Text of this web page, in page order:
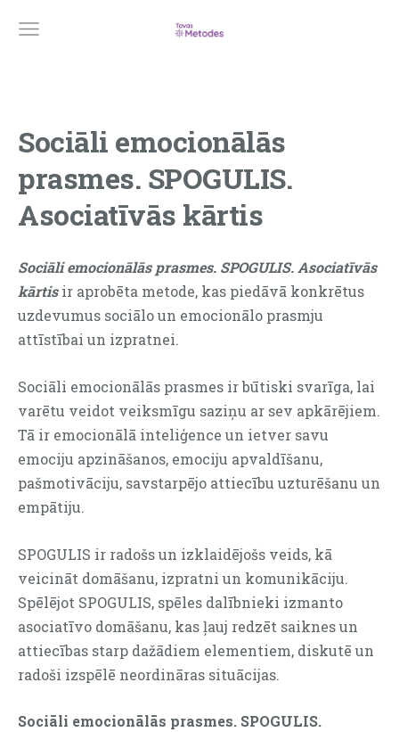
Sociāli emocionālās
prasmes. SPOGULIS.
Asociatīvās kārtis
Sociāli emocionālās prasmes. SPOGULIS. Asociatīvās
kārtis ir aprobēta metode, kas piedāvā konkrētus
uzdevumus sociālo un emocionālo prasmju
attīstībai un izpratnei.
Sociāli emocionālās prasmes ir būtiski svarīga, lai
varētu veidot veiksmīgu saziņu ar sev apkārējiem.
Tā ir emocionālā inteliģence un ietver savu
emociju apzināšanos, emociju apvaldīšanu,
pašmotivāciju, savstarpējo attiecību uzturēšanu un
empātiju.
SPOGULIS ir radošs un izklaidējošs veids, kā
veicināt domāšanu, izpratni un komunikāciju.
Spēlējot SPOGULIS, spēles dalībnieki izmanto
asociatīvo domāšanu, kas ļauj redzēt saiknes un
attiecības starp dažādiem elementiem, diskutē un
radoši izspēlē neordināras situācijas.
Sociāli emocionālās prasmes. SPOGULIS.